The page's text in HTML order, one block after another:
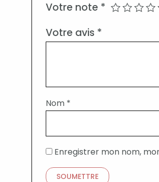
Votre note *
Votre avis *
Nom *
Enregistrer mon nom,